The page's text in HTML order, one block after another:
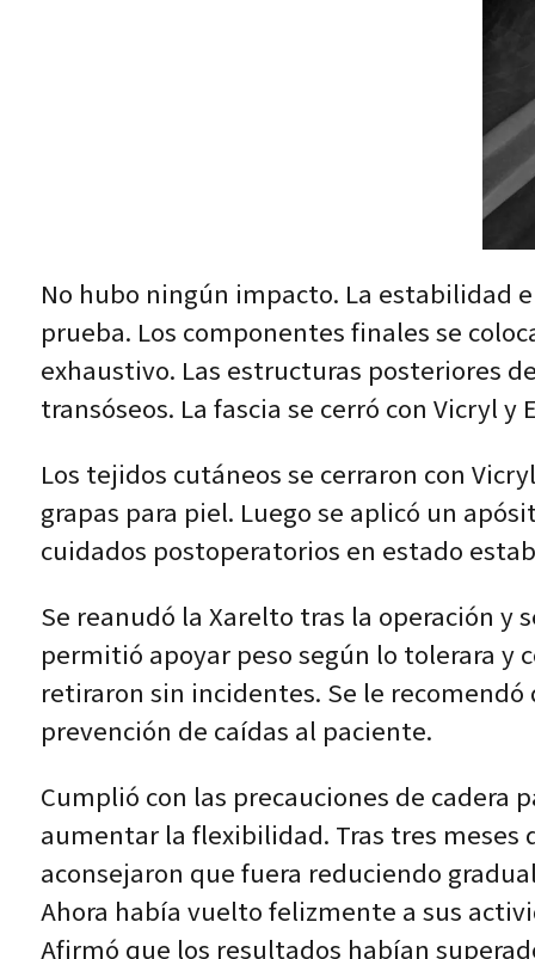
No hubo ningún impacto. La estabilidad
prueba. Los componentes finales se
exhaustivo. Las estructuras posteriores
transóseos. La fascia se cerró con Vicryl y
Los tejidos cutáneos se cerraron con
grapas para piel. Luego se aplicó un
cuidados postoperatorios en estado
Se reanudó la Xarelto tras la operación y
permitió apoyar peso según lo tolerara y
retiraron sin incidentes. Se le
prevención de caídas al paciente.
Cumplió con las precauciones de cadera
aumentar la flexibilidad. Tras tres meses
aconsejaron que fuera reduciendo
Ahora había vuelto felizmente a sus
Afirmó que los resultados habían